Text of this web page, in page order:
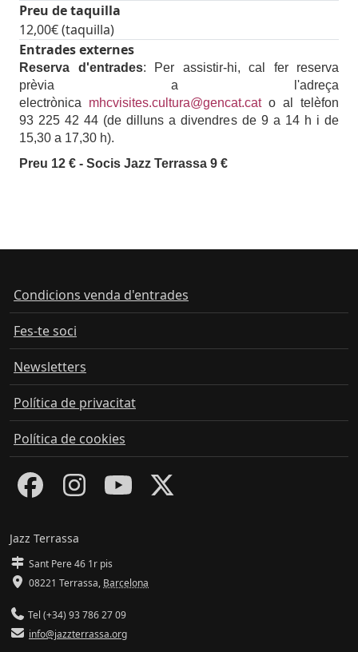
Preu de taquilla
12,00€ (taquilla)
Entrades externes
Reserva d'entrades: Per assistir-hi, cal fer reserva
prèvia a l'adreça
electrònica mhcvisites.cultura@gencat.cato al telèfon
93 225 42 44 (de dilluns a divendres de 9 a 14 h i de
15,30 a 17,30 h).
Preu 12 € - Socis Jazz Terrassa 9 €
Condicions venda d'entrades
Fes-te soci
Newsletters
Política de privacitat
Política de cookies
Jazz Terrassa
Sant Pere 46 1r pis
08221 Terrassa, Barcelona
Tel (+34) 93 786 27 09
info@jazzterrassa.org